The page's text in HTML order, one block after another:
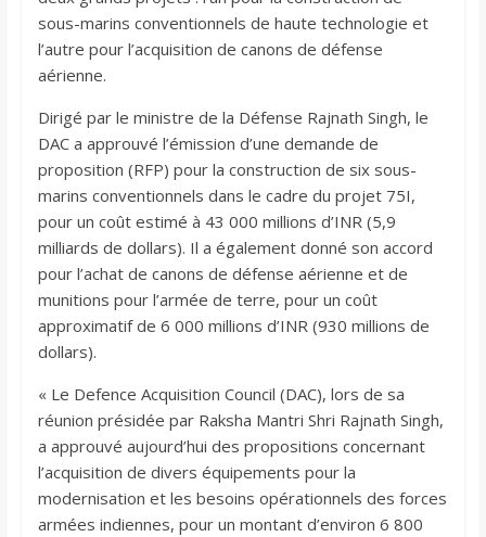
sous-marins conventionnels de haute technologie et
l’autre pour l’acquisition de canons de défense
aérienne.
Dirigé par le ministre de la Défense Rajnath Singh, le
DAC a approuvé l’émission d’une demande de
proposition (RFP) pour la construction de six sous-
marins conventionnels dans le cadre du projet 75I,
pour un coût estimé à 43 000 millions d’INR (5,9
milliards de dollars). Il a également donné son accord
pour l’achat de canons de défense aérienne et de
munitions pour l’armée de terre, pour un coût
approximatif de 6 000 millions d’INR (930 millions de
dollars).
« Le Defence Acquisition Council (DAC), lors de sa
réunion présidée par Raksha Mantri Shri Rajnath Singh,
a approuvé aujourd’hui des propositions concernant
l’acquisition de divers équipements pour la
modernisation et les besoins opérationnels des forces
armées indiennes, pour un montant d’environ 6 800